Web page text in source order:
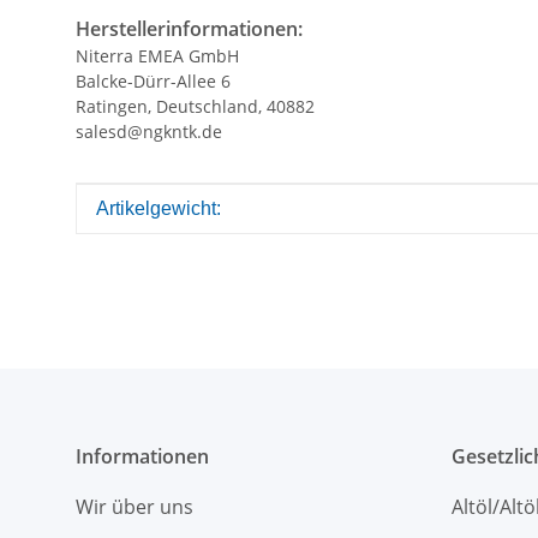
Herstellerinformationen:
Niterra EMEA GmbH
Balcke-Dürr-Allee 6
Ratingen, Deutschland, 40882
salesd@ngkntk.de
Produkteigenschaft
Wert
Artikelgewicht:
Informationen
Wir über uns
Altöl/